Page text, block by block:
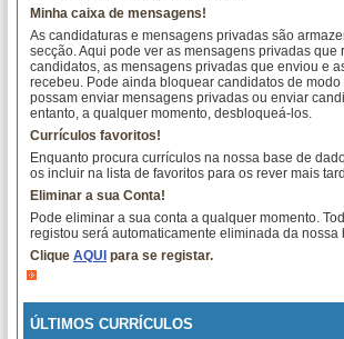
Minha caixa de mensagens!
As candidaturas e mensagens privadas são
secção. Aqui pode ver as mensagens privadas que
candidatos, as mensagens privadas que enviou e
recebeu. Pode ainda bloquear candidatos de
possam enviar mensagens privadas ou enviar
entanto, a qualquer momento, desbloqueá-los.
Currículos favoritos!
Enquanto procura currículos na nossa base de
os incluir na lista de favoritos para os rever mais
Eliminar a sua Conta!
Pode eliminar a sua conta a qualquer momento.
registou será automaticamente eliminada da nossa
Clique AQUI para se registar.
ÚLTIMOS CURRÍCULOS